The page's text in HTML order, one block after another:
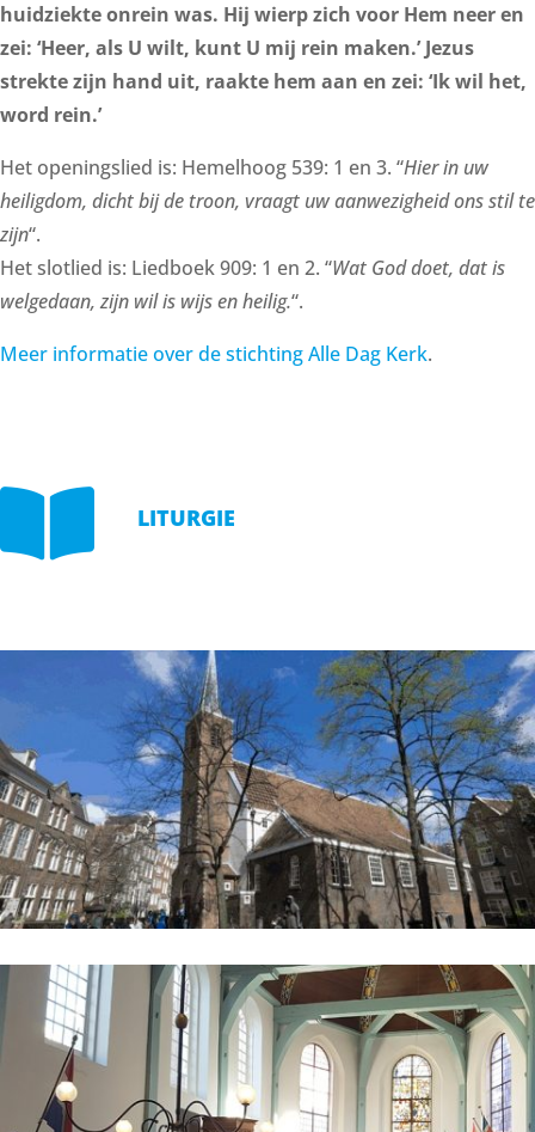
huidziekte onrein was. Hij wierp zich voor Hem neer en
zei: ‘Heer, als U wilt, kunt U mij rein maken.’ Jezus
strekte zijn hand uit, raakte hem aan en zei: ‘Ik wil het,
word rein.’
Het openingslied is: Hemelhoog 539: 1 en 3. “Hier in uw
heiligdom, dicht bij de troon, vraagt uw aanwezigheid ons stil te
zijn“.
Het slotlied is: Liedboek 909: 1 en 2. “Wat God doet, dat is
welgedaan, zijn wil is wijs en heilig.“.
Meer informatie over de stichting Alle Dag Kerk.
 LITURGIE